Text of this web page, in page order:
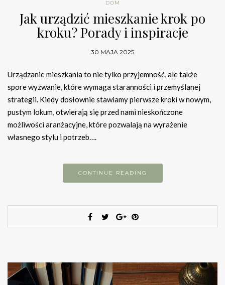
DOM
Jak urządzić mieszkanie krok po
kroku? Porady i inspiracje
30 MAJA 2025
Urządzanie mieszkania to nie tylko przyjemność, ale także
spore wyzwanie, które wymaga staranności i przemyślanej
strategii. Kiedy dosłownie stawiamy pierwsze kroki w nowym,
pustym lokum, otwierają się przed nami nieskończone
możliwości aranżacyjne, które pozwalają na wyrażenie
własnego stylu i potrzeb….
CONTINUE READING